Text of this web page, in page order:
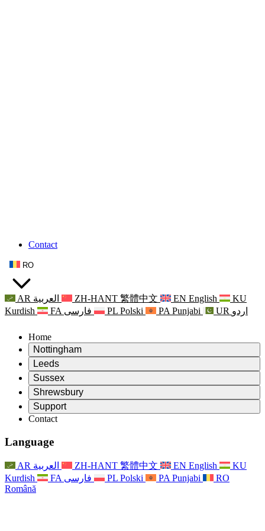
Contact
RO
AR العربية ZH-HANT 繁體中文 EN English
KU
Kurdish
FA فارسی PL Polski PA Punjabi UR اردو
Home
Nottingham
Review
Președintele revizuirii
Echipa independentă de evaluare
Termeni de referință
Raportul final al evaluării independente
Întrebări frecvente
Procesul de feedback al familiei
Buletine informative
Renunțare
Evenimente
Leeds
Review
Președintele revizuirii
Echipa independentă de evaluare
Termeni de referință
Contact
Sprijin psihologic pentru familii
Actualizări pentru familii
Evenimente
For Staff
Sprijin pentru personal
Vocile personalului
Sussex
Review
Președintele revizuirii
Echipa independentă de evaluare
Termeni de referință
For Families
Actualizări pentru familii
Evenimente
For Staff
Shrewsbury
Review
Termeni de referință pentru revizuirea maternității
Raportul final al evaluării independente
Primul raport al evaluării independente
For Families
Actualizări
Support
Leeds
Nottingham
Serviciul de asistență psihologică familială
Sprijin în caz de criză în domeniul sănătății mintale
Servicii regionale Nottingham
National
Sepsis Charities
Contact
Language
AR العربية ZH-HANT 繁體中文 EN English
KU
Kurdish
FA فارسی PL Polski PA Punjabi
RO
Română